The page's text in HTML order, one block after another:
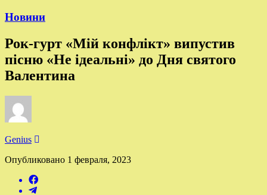
Новини
Рок-гурт «Мій конфлікт» випустив
пісню «Не ідеальні» до Дня святого
Валентина
Genius
Опубликовано 1 февраля, 2023